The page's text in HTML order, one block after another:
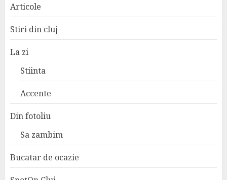
Articole
Stiri din cluj
La zi
Stiinta
Accente
Din fotoliu
Sa zambim
Bucatar de ocazie